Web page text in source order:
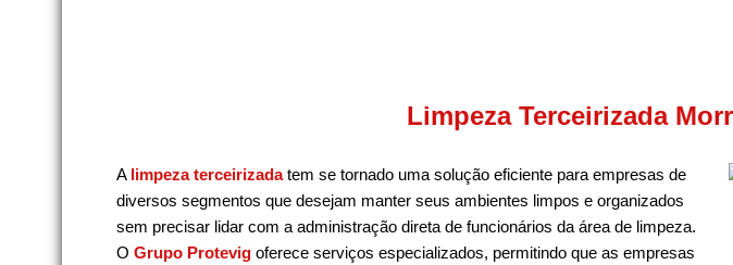
Limpeza Terceirizada
A limpeza terceirizadatem se tornado uma solução eficiente para empresas de
diversos segmentos que desejam manter seus ambientes limpos e organizados
sem precisar lidar com a administração direta de funcionários da área de limpeza.
O Grupo Protevig oferece serviços especializados, permitindo que as empresas